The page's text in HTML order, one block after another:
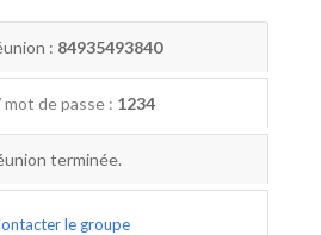
: 84935493840
mot de passe : 1234
terminée.
le groupe